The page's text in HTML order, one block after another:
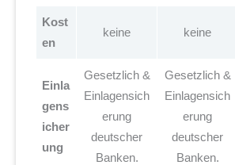
Kost
en
keine keine
Einla
gens
icher
ung
Gesetzlich &
Einlagensich
erung
deutscher
Banken.
Gesetzlich &
Einlagensich
erung
deutscher
Banken.